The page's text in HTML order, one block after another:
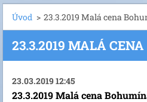
Úvod > 23.3.2019 Malá cena
23.3.2019 MALÁ
23.03.2019 12:45
23.3.2019 Malá cena